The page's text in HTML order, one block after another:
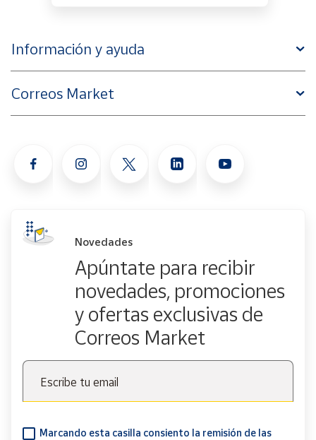
Información y ayuda
Correos Market
Novedades
Apúntate para recibir
novedades, promociones
y ofertas exclusivas de
Correos Market
Escribe tu email
Marcando esta casilla consiento la remisión de las